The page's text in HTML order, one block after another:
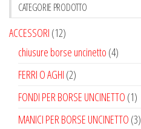
possono
scelte
del
prodotto
CATEGORIE PRODOTTO
ACCESSORI (12)
chiusure borse uncinetto (4)
FERRI O AGHI (2)
FONDI PER BORSE UNCINETTO (1)
MANICI PER BORSE UNCINETTO (3)